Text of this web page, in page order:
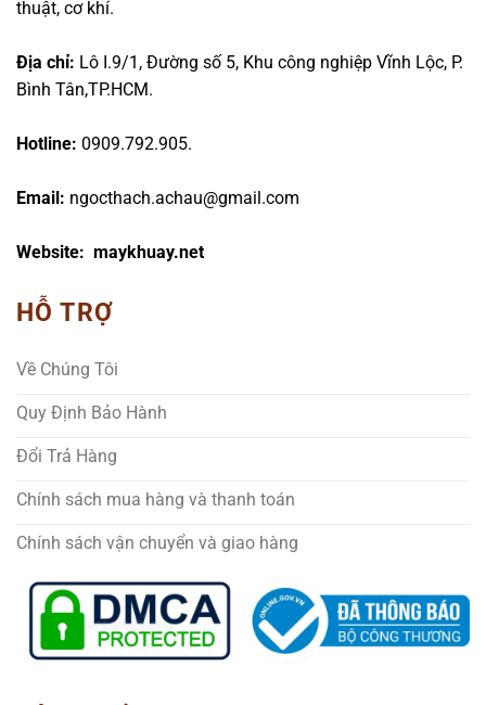
thuật, cơ khí.
Địa chỉ: Lô I.9/1, Đường số 5, Khu công nghiệp Vĩnh Lộc, P.
Bình Tân,TP.HCM.
Hotline: 0909.792.905.
Email: ngocthach.achau@gmail.com
Website: maykhuay.net
HỖ TRỢ
Về Chúng Tôi
Quy Định Bảo Hành
Đổi Trả Hàng
Chính sách mua hàng và thanh toán
Chính sách vận chuyển và giao hàng